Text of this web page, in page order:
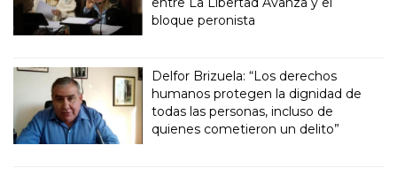
bloque peronista
Delfor Brizuela: “Los derechos
humanos protegen la dignidad de
todas las personas, incluso de
quienes cometieron un delito”